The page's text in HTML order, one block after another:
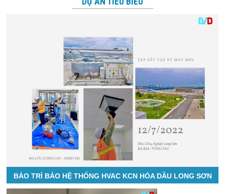
BẢO TRÌ BẢO HỆ THỐNG HVAC KCN HÓA DẦU LONG SƠN